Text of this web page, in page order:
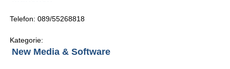
Telefon: 089/55268818
Kategorie:
New Media & Software